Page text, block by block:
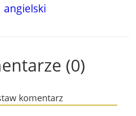
angielski
(0)
komentarz